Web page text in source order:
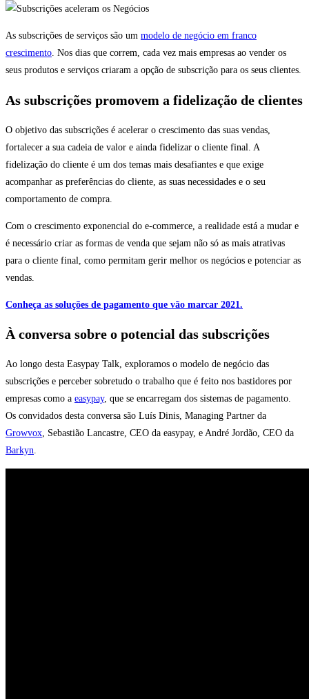
As subscrições de serviços são um modelo de negócio em franco
crescimento. Nos dias que correm, cada vez mais empresas ao vender os
seus produtos e serviços criaram a opção de subscrição para os seus clientes.
As subscrições promovem a fidelização de clientes
O objetivo das subscrições é acelerar o crescimento das suas vendas,
fortalecer a sua cadeia de valor e ainda fidelizar o cliente final. A
fidelização do cliente é um dos temas mais desafiantes e que exige
acompanhar as preferências do cliente, as suas necessidades e o seu
comportamento de compra.
Com o crescimento exponencial do e-commerce, a realidade está a mudar e
é necessário criar as formas de venda que sejam não só as mais atrativas
para o cliente final, como permitam gerir melhor os negócios e potenciar as
vendas.
Conheça as soluções de pagamento que vão marcar 2021.
À conversa sobre o potencial das subscrições
Ao longo desta Easypay Talk, exploramos o modelo de negócio das
subscrições e perceber sobretudo o trabalho que é feito nos bastidores por
empresas como a easypay, que se encarregam dos sistemas de pagamento.
Os convidados desta conversa são Luís Dinis, Managing Partner da
Growvox , Sebastião Lancastre, CEO da easypay, e André Jordão, CEO da
Barkyn